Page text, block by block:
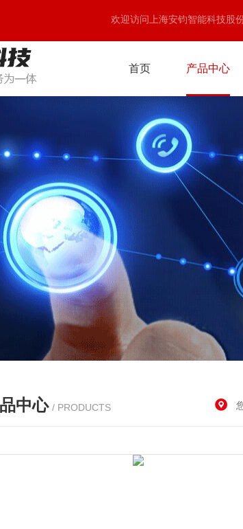
欢迎访问上海安钧智能科技股
首页 产品中心
中心 / PRODUCTS